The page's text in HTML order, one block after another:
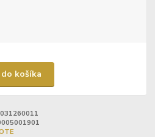
košíka